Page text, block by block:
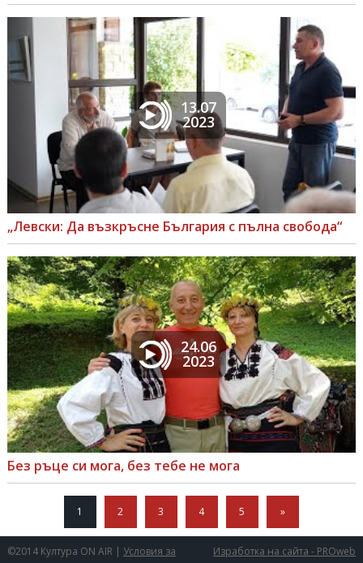
13.07
2023
„Левски: Да възкръсне България с пълна свобода“
24.06
2023
Без ръце си мога, без тебе не мога
1 2 3 4 5 »
Изработка на сайта - PROweb
©2014 Култура ON AIR | Условия за